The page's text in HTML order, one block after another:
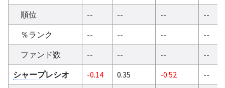
順位
-- -- --
--
％ランク
-- -- --
--
ファンド数
-- -- --
--
シャープレシオ
-0.14 0.35 -0.52
--